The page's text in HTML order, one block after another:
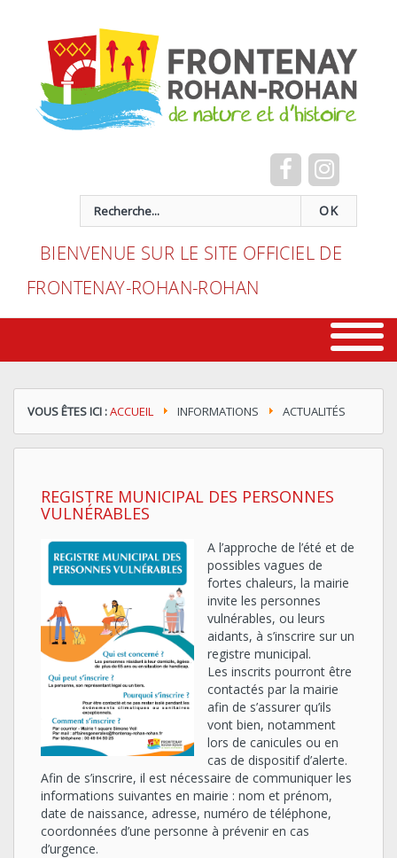
OK
BIENVENUE SUR LE SITE OFFICIEL DE
FRONTENAY-ROHAN-ROHAN
VOUS ÊTES ICI :ACCUEIL INFORMATIONS ACTUALITÉS
REGISTRE MUNICIPAL DES PERSONNES
VULNÉRABLES
A l’approche de l’été et de
possibles vagues de
fortes chaleurs, la mairie
invite les personnes
vulnérables, ou leurs
aidants, à s’inscrire sur un
registre municipal.
Les inscrits pourront être
contactés par la mairie
afin de s’assurer qu’ils
vont bien, notamment
lors de canicules ou en
cas de dispositif d’alerte.
Afin de s’inscrire, il est nécessaire de communiquer les
informations suivantes en mairie : nom et prénom,
date de naissance, adresse, numéro de téléphone,
coordonnées d’une personne à prévenir en cas
d’urgence.